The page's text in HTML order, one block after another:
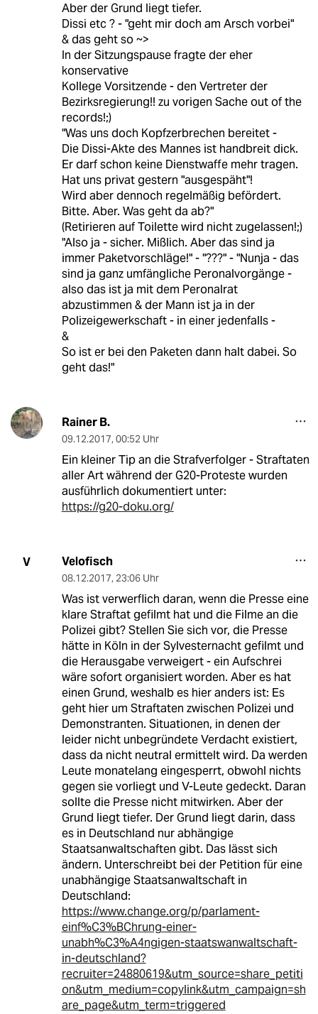
Aber der Grund liegt tiefer.
Dissi etc ? - "geht mir doch am Arsch vorbei"
& das geht so ~>
In der Sitzungspause fragte der eher
konservative
Kollege Vorsitzende - den Vertreter der
Bezirksregierung!! zu vorigen Sache out of the
records!;)
"Was uns doch Kopfzerbrechen bereitet -
Die Dissi-Akte des Mannes ist handbreit dick.
Er darf schon keine Dienstwaffe mehr tragen.
Hat uns privat gestern "ausgespäht"!
Wird aber dennoch regelmäßig befördert.
Bitte. Aber. Was geht da ab?"
(Retirieren auf Toilette wird nicht zugelassen!;)
"Also ja - sicher. Mißlich. Aber das sind ja
immer Paketvorschläge!" - "???" - "Nunja - das
sind ja ganz umfängliche Peronalvorgänge -
also das ist ja mit dem Peronalrat
abzustimmen & der Mann ist ja in der
Polizeigewerkschaft - in einer jedenfalls -
&
So ist er bei den Paketen dann halt dabei. So
geht das!"
Rainer B.
09.12.2017, 00:52 Uhr
Ein kleiner Tip an die Strafverfolger - Straftaten
aller Art während der G20-Proteste wurden
ausführlich dokumentiert unter:
https://g20-doku.org/
V Velofisch
08.12.2017, 23:06 Uhr
Was ist verwerflich daran, wenn die Presse eine
klare Straftat gefilmt hat und die Filme an die
Polizei gibt? Stellen Sie sich vor, die Presse
hätte in Köln in der Sylvesternacht gefilmt und
die Herausgabe verweigert - ein Aufschrei
wäre sofort organisiert worden. Aber es hat
einen Grund, weshalb es hier anders ist: Es
geht hier um Straftaten zwischen Polizei und
Demonstranten. Situationen, in denen der
leider nicht unbegründete Verdacht existiert,
dass da nicht neutral ermittelt wird. Da werden
Leute monatelang eingesperrt, obwohl nichts
gegen sie vorliegt und V-Leute gedeckt. Daran
sollte die Presse nicht mitwirken. Aber der
Grund liegt tiefer. Der Grund liegt darin, dass
es in Deutschland nur abhängige
Staatsanwaltschaften gibt. Das lässt sich
ändern. Unterschreibt bei der Petition für eine
unabhängige Staatsanwaltschaft in
Deutschland:
https://www.change.org/p/parlament-
einf%C3%BChrung-einer-
unabh%C3%A4ngigen-staatswanwaltschaft-
in-deutschland?
recruiter=24880619&utm_source=share_petiti
on&utm_medium=copylink&utm_campaign=sh
are_page&utm_term=triggered